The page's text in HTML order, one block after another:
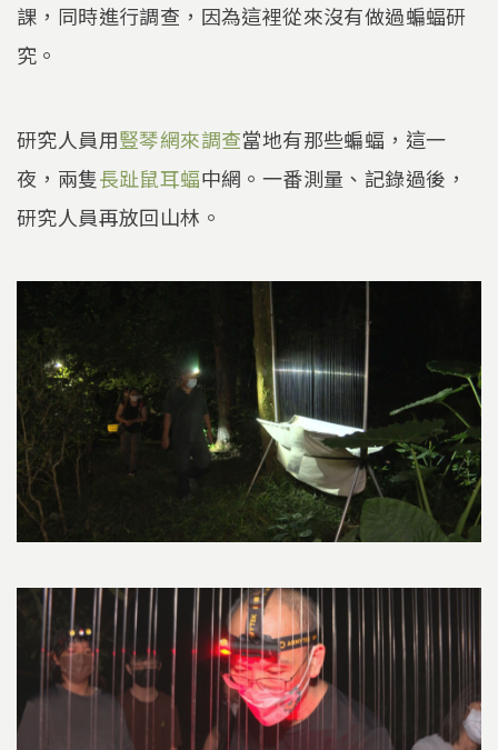
課，同時進行調查，因為這裡從來沒有做過蝙蝠研
究。
研究人員用豎琴網來調查當地有那些蝙蝠，這一
夜，兩隻長趾鼠耳蝠中網。一番測量、記錄過後，
研究人員再放回山林。